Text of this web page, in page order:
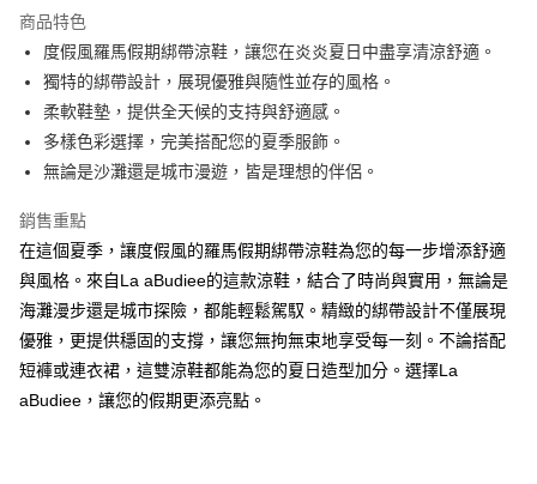
悠遊付
ATM付款
貨到付款
付款後全家純取貨
每筆NT$100，滿NT$1,000(含以上)免運費
付款後7-11純取貨
每筆NT$100，滿NT$1,500(含以上)免運費
商品特色
度假風羅馬假期綁帶涼鞋，讓您在炎炎夏日中盡享清涼舒適。
獨特的綁帶設計，展現優雅與隨性並存的風格。
柔軟鞋墊，提供全天候的支持與舒適感。
多樣色彩選擇，完美搭配您的夏季服飾。
無論是沙灘還是城市漫遊，皆是理想的伴侶。
銷售重點
在這個夏季，讓度假風的羅馬假期綁帶涼鞋為您的每一步增添舒適
與風格。來自La aBudiee的這款涼鞋，結合了時尚與實用，無論是
海灘漫步還是城市探險，都能輕鬆駕馭。精緻的綁帶設計不僅展現
優雅，更提供穩固的支撐，讓您無拘無束地享受每一刻。不論搭配
短褲或連衣裙，這雙涼鞋都能為您的夏日造型加分。選擇La
aBudiee，讓您的假期更添亮點。